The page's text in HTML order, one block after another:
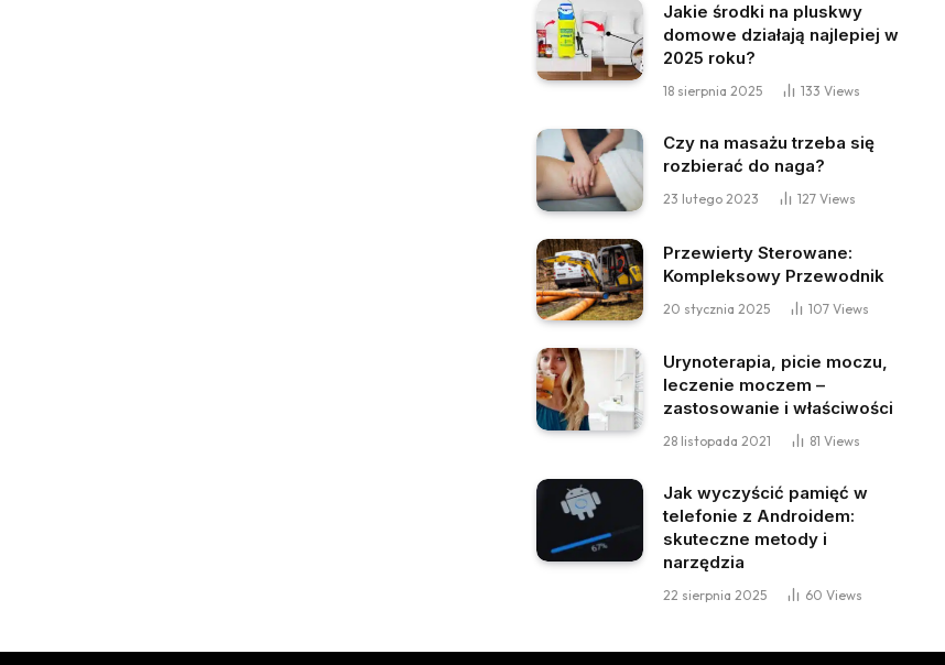
Jakie środki na pluskwy
domowe działają najlepiej w
2025 roku?
18 sierpnia 2025 133 Views
Czy na masażu trzeba się
rozbierać do naga?
23 lutego 2023 127 Views
Przewierty Sterowane:
Kompleksowy Przewodnik
20 stycznia 2025 107 Views
Urynoterapia, picie moczu,
leczenie moczem –
zastosowanie i właściwości
28 listopada 2021 81 Views
Jak wyczyścić pamięć w
telefonie z Androidem:
skuteczne metody i
narzędzia
22 sierpnia 2025 60 Views